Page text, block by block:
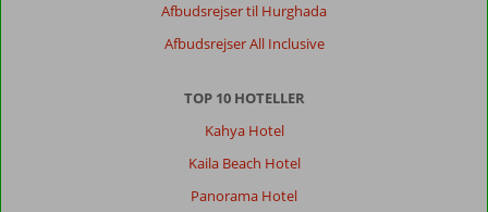
Afbudsrejser til Hurghada
Afbudsrejser All Inclusive
TOP 10 HOTELLER
Kahya Hotel
Kaila Beach Hotel
Panorama Hotel